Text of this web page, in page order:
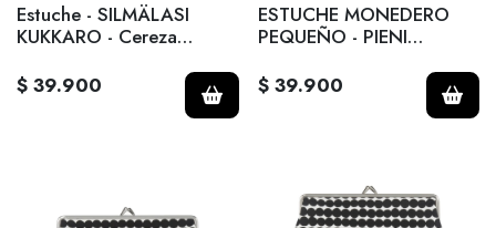
Estuche - SILMÄLASI
KUKKARO - Cereza
$ 39.900
ESTUCHE MONEDERO
PEQUEÑO - PIENI
$ 39.900